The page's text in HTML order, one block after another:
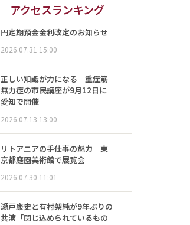
アクセスランキング
円定期預金金利改定のお知らせ
2026.07.31 15:00
正しい知識が力になる 重症筋
無力症の市民講座が9月12日に
愛知で開催
2026.07.13 13:00
リトアニアの手仕事の魅力 東
京都庭園美術館で展覧会
2026.07.30 11:01
瀬戸康史と有村架純が9年ぶりの
共演「閉じ込められているもの